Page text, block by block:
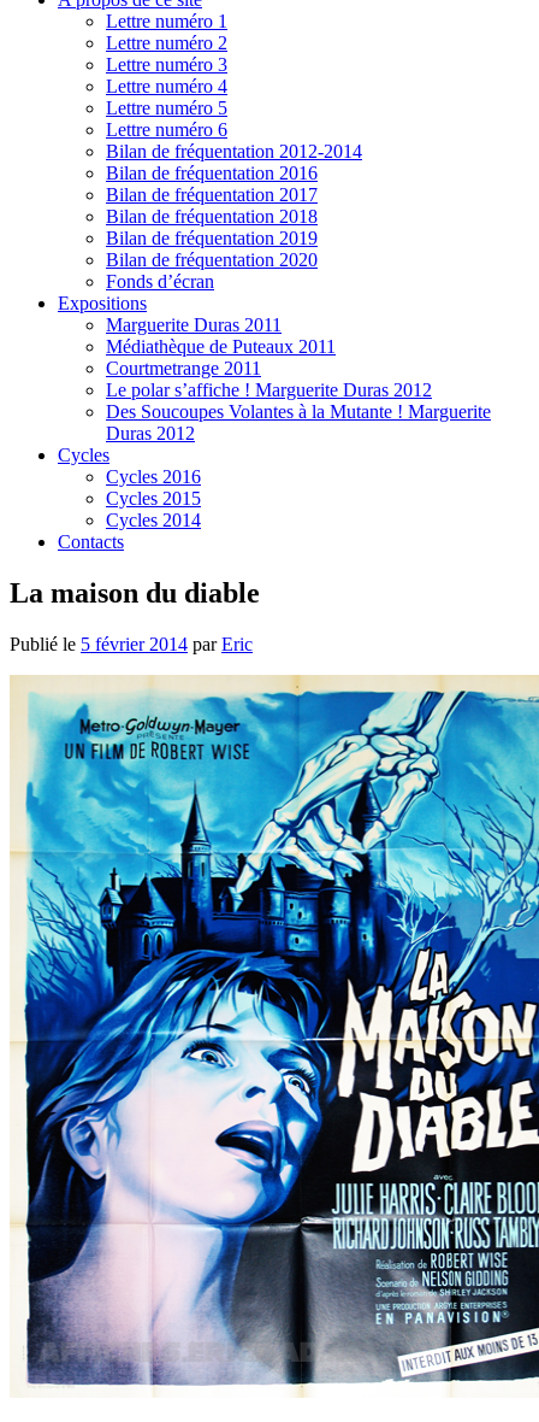
Lettre numéro 1
Lettre numéro 2
Lettre numéro 3
Lettre numéro 4
Lettre numéro 5
Lettre numéro 6
Bilan de fréquentation 2012-2014
Bilan de fréquentation 2016
Bilan de fréquentation 2017
Bilan de fréquentation 2018
Bilan de fréquentation 2019
Bilan de fréquentation 2020
Fonds d’écran
Expositions
Marguerite Duras 2011
Médiathèque de Puteaux 2011
Courtmetrange 2011
Le polar s’affiche ! Marguerite Duras 2012
Des Soucoupes Volantes à la Mutante ! Marguerite
Duras 2012
Cycles
Cycles 2016
Cycles 2015
Cycles 2014
Contacts
La maison du diable
Publié le 5 février 2014 parEric